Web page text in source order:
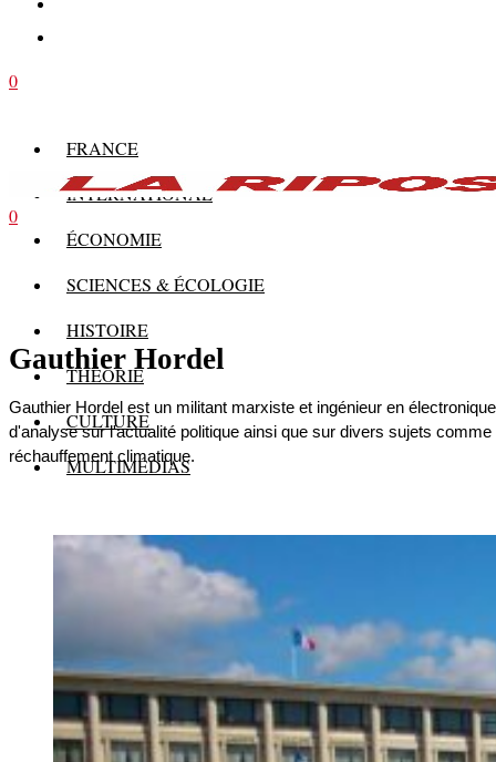
0
FRANCE
INTERNATIONAL
ÉCONOMIE
SCIENCES & ÉCOLOGIE
HISTOIRE
THÉORIE
CULTURE
MULTIMÉDIAS
0
Gauthier Hordel
Gauthier Hordel est un militant marxiste et ingénieur en
d'analyse sur l'actualité politique ainsi que sur divers sujets
réchauffement climatique.